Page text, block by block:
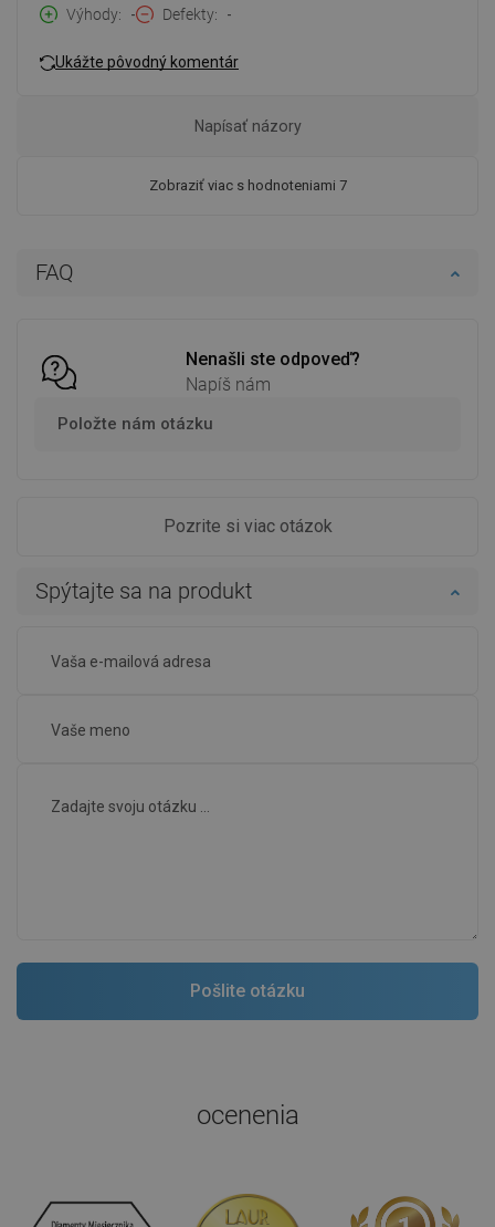
FAQ
Nenašli ste odpoveď?
Napíš nám
Položte nám otázku
Pozrite si viac otázok
Výhody
- Defekty -
Ukážte pôvodný komentár
Zobraziť viac s hodnoteniami 7
Napísať názory
Spýtajte sa na produkt
ocenenia